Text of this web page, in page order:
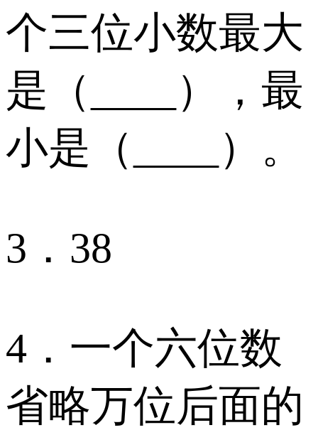
个三位小数最大
是（____），最
小是（____）。
3．38
4．一个六位数
省略万位后面的